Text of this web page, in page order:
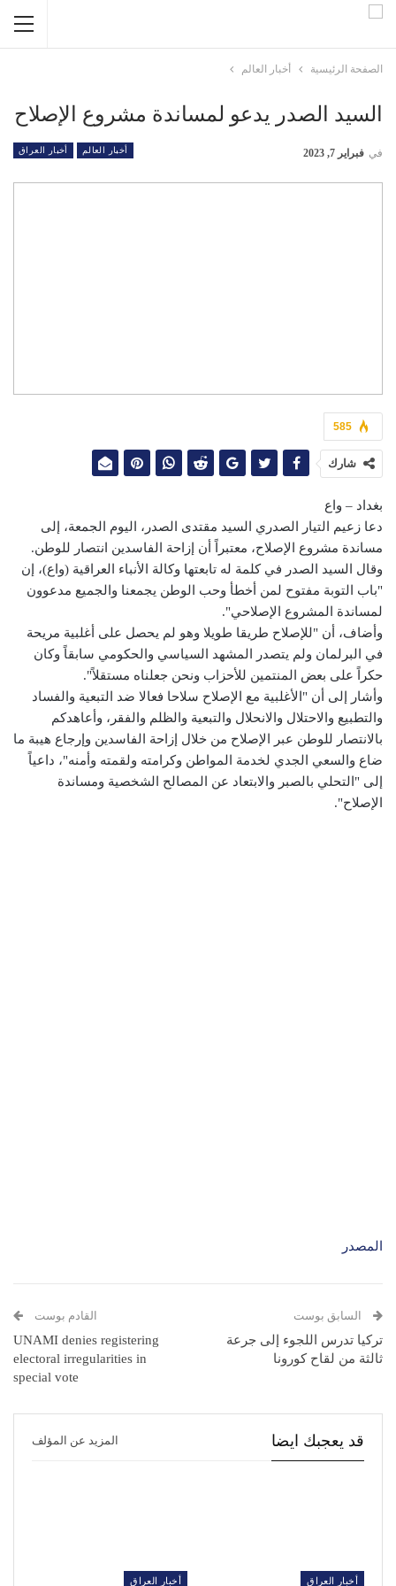
الصفحة الرئيسية أخبار العالم
السيد الصدر يدعو لمساندة مشروع الإصلاح
أخبار العالم أخبار العراق في فبراير 7, 2023
585
شارك
بغداد – واع
دعا زعيم التيار الصدري السيد مقتدى الصدر، اليوم الجمعة، إلى
مساندة مشروع الإصلاح، معتبراً أن إزاحة الفاسدين انتصار للوطن.
وقال السيد الصدر في كلمة له تابعتها وكالة الأنباء العراقية (واع)، إن
"باب التوبة مفتوح لمن أخطأ وحب الوطن يجمعنا والجميع مدعوون
لمساندة المشروع الإصلاحي".
وأضاف، أن "للإصلاح طريقا طويلا وهو لم يحصل على أغلبية مريحة
في البرلمان ولم يتصدر المشهد السياسي والحكومي سابقاً وكان
حكراً على بعض المنتمين للأحزاب ونحن جعلناه مستقلاً".
وأشار إلى أن "الأغلبية مع الإصلاح سلاحا فعالا ضد التبعية والفساد
والتطبيع والاحتلال والانحلال والتبعية والظلم والفقر، وأعاهدكم
بالانتصار للوطن عبر الإصلاح من خلال إزاحة الفاسدين وإرجاع هيبة ما
ضاع والسعي الجدي لخدمة المواطن وكرامته ولقمته وأمنه"، داعياً
إلى "التحلي بالصبر والابتعاد عن المصالح الشخصية ومساندة
الإصلاح".
المصدر
السابق بوست
تركيا تدرس اللجوء إلى جرعة
ثالثة من لقاح كورونا
القادم بوست
UNAMI denies registering
electoral irregularities in
special vote
قد يعجبك ايضا المزيد عن المؤلف
أخبار العراق أخبار العراق